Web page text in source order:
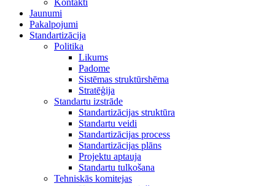
Kontakti
Jaunumi
Pakalpojumi
Standartizācija
Politika
Likums
Padome
Sistēmas struktūrshēma
Stratēģija
Standartu izstrāde
Standartizācijas struktūra
Standartu veidi
Standartizācijas process
Standartizācijas plāns
Projektu aptauja
Standartu tulkošana
Tehniskās komitejas